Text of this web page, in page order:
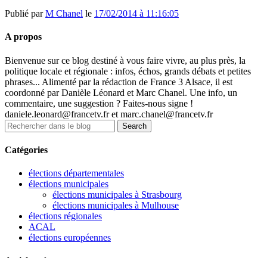
Publié parM Chanel le 17/02/2014 à 11:16:05
A propos
Bienvenue sur ce blog destiné à vous faire vivre, au plus près, la
politique locale et régionale : infos, échos, grands débats et petites
phrases... Alimenté par la rédaction de France 3 Alsace, il est
coordonné par Danièle Léonard et Marc Chanel. Une info, un
commentaire, une suggestion ? Faites-nous signe !
daniele.leonard@francetv.fr et marc.chanel@francetv.fr
Catégories
élections départementales
élections municipales
élections municipales à Strasbourg
élections municipales à Mulhouse
élections régionales
ACAL
élections européennes